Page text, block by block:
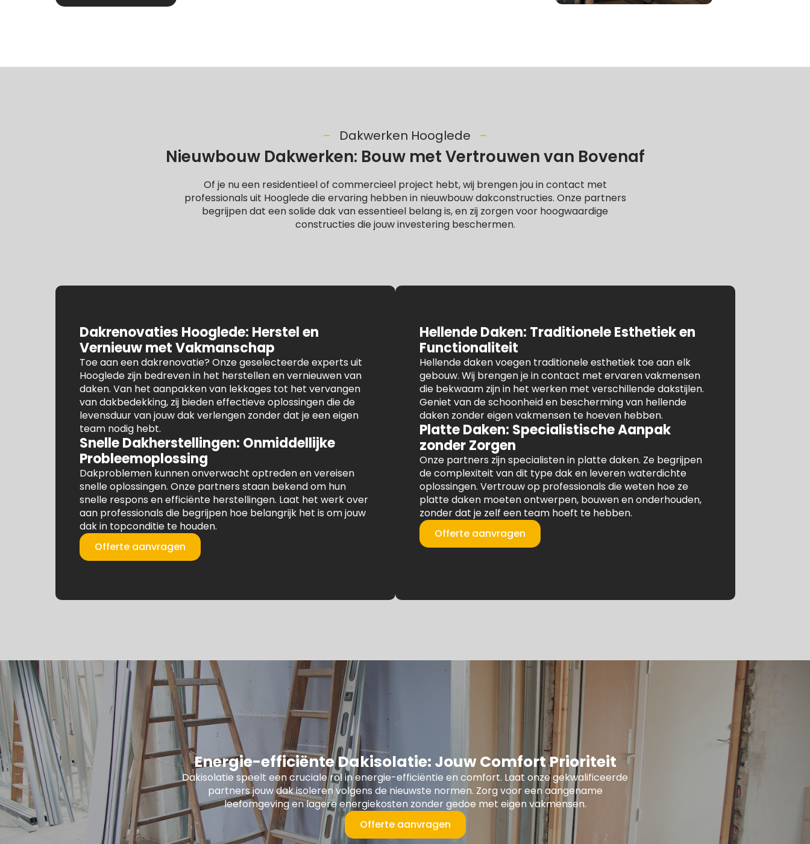
Dakwerken Hooglede
Nieuwbouw Dakwerken: Bouw met Vertrouwen van Bovenaf
Of je nu een residentieel of commercieel project hebt, wij brengen jou in contact met
professionals uit Hooglede die ervaring hebben in nieuwbouw dakconstructies. Onze partners
begrijpen dat een solide dak van essentieel belang is, en zij zorgen voor hoogwaardige
constructies die jouw investering beschermen.
Dakrenovaties Hooglede: Herstel en
Vernieuw met Vakmanschap
Toe aan een dakrenovatie? Onze geselecteerde experts uit
Hooglede zijn bedreven in het herstellen en vernieuwen van
daken. Van het aanpakken van lekkages tot het vervangen
van dakbedekking, zij bieden effectieve oplossingen die de
levensduur van jouw dak verlengen zonder dat je een eigen
team nodig hebt.
Snelle Dakherstellingen: Onmiddellijke
Probleemoplossing
Dakproblemen kunnen onverwacht optreden en vereisen
snelle oplossingen. Onze partners staan bekend om hun
snelle respons en efficiënte herstellingen. Laat het werk over
aan professionals die begrijpen hoe belangrijk het is om jouw
dak in topconditie te houden.
Offerte aanvragen
Hellende Daken: Traditionele Esthetiek en
Functionaliteit
Hellende daken voegen traditionele esthetiek toe aan elk
gebouw. Wij brengen je in contact met ervaren vakmensen
die bekwaam zijn in het werken met verschillende dakstijlen.
Geniet van de schoonheid en bescherming van hellende
daken zonder eigen vakmensen te hoeven hebben.
Platte Daken: Specialistische Aanpak
zonder Zorgen
Onze partners zijn specialisten in platte daken. Ze begrijpen
de complexiteit van dit type dak en leveren waterdichte
oplossingen. Vertrouw op professionals die weten hoe ze
platte daken moeten ontwerpen, bouwen en onderhouden,
zonder dat je zelf een team hoeft te hebben.
Offerte aanvragen
Energie-efficiënte Dakisolatie: Jouw Comfort Prioriteit
Dakisolatie speelt een cruciale rol in energie-efficiëntie en comfort. Laat onze gekwalificeerde
partners jouw dak isoleren volgens de nieuwste normen. Zorg voor een aangename
leefomgeving en lagere energiekosten zonder gedoe met eigen vakmensen.
Offerte aanvragen